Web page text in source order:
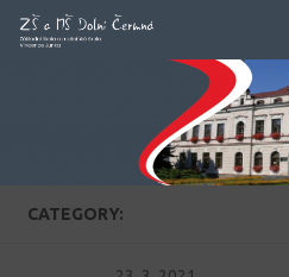
Skip to content
CATEGORY: